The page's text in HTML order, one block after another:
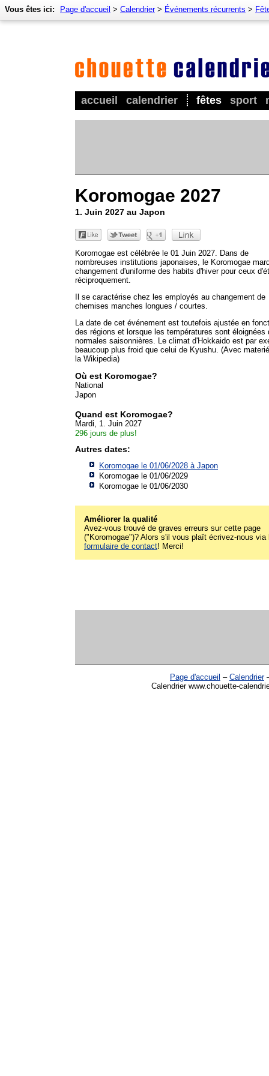
accueil calendrier fêtes sport
Vous êtes ici: Page d'accueil > Calendrier> Événements récurrents >
Koromogae 2027
1. Juin 2027 au Japon
Koromogae est célébrée le 01 Juin 2027. Dans de
nombreuses institutions japonaises, le Koromogae
changement d'uniforme des habits d'hiver pour ceux
réciproquement.
Il se caractérise chez les employés au changement de
chemises manches longues / courtes.
La date de cet événement est toutefois ajustée en
des régions et lorsque les températures sont éloignées
normales saisonnières. Le climat d'Hokkaido est par
beaucoup plus froid que celui de Kyushu. (Avec
la Wikipedia)
Où est Koromogae?
National
Japon
Quand est Koromogae?
Mardi, 1. Juin 2027
296 jours de plus!
Autres dates:
Koromogae le 01/06/2028 à Japon
Koromogae le 01/06/2029
Koromogae le 01/06/2030
Améliorer la qualité
Avez-vous trouvé de graves erreurs sur cette page
("Koromogae")? Alors s'il vous plaît écrivez-nous via
formulaire de contact! Merci!
Page d'accueil – Calendrier
Calendrier www.chouette-